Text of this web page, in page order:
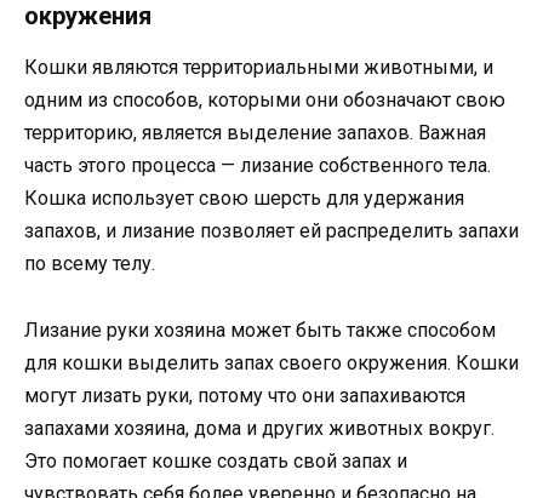
окружения
Кошки являются территориальными животными, и
одним из способов, которыми они обозначают свою
территорию, является выделение запахов. Важная
часть этого процесса — лизание собственного тела.
Кошка использует свою шерсть для удержания
запахов, и лизание позволяет ей распределить запахи
по всему телу.
Лизание руки хозяина может быть также способом
для кошки выделить запах своего окружения. Кошки
могут лизать руки, потому что они запахиваются
запахами хозяина, дома и других животных вокруг.
Это помогает кошке создать свой запах и
чувствовать себя более уверенно и безопасно на